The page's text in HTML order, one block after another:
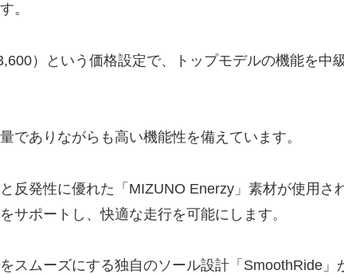
。
）という価格設定で、トップモデルの機能を中
でありながらも高い機能性を備えています。
反発性に優れた「MIZUNO Enerzy」素材が使用さ
サポートし、快適な走行を可能にします。
スムーズにする独自のソール設計「SmoothRide」